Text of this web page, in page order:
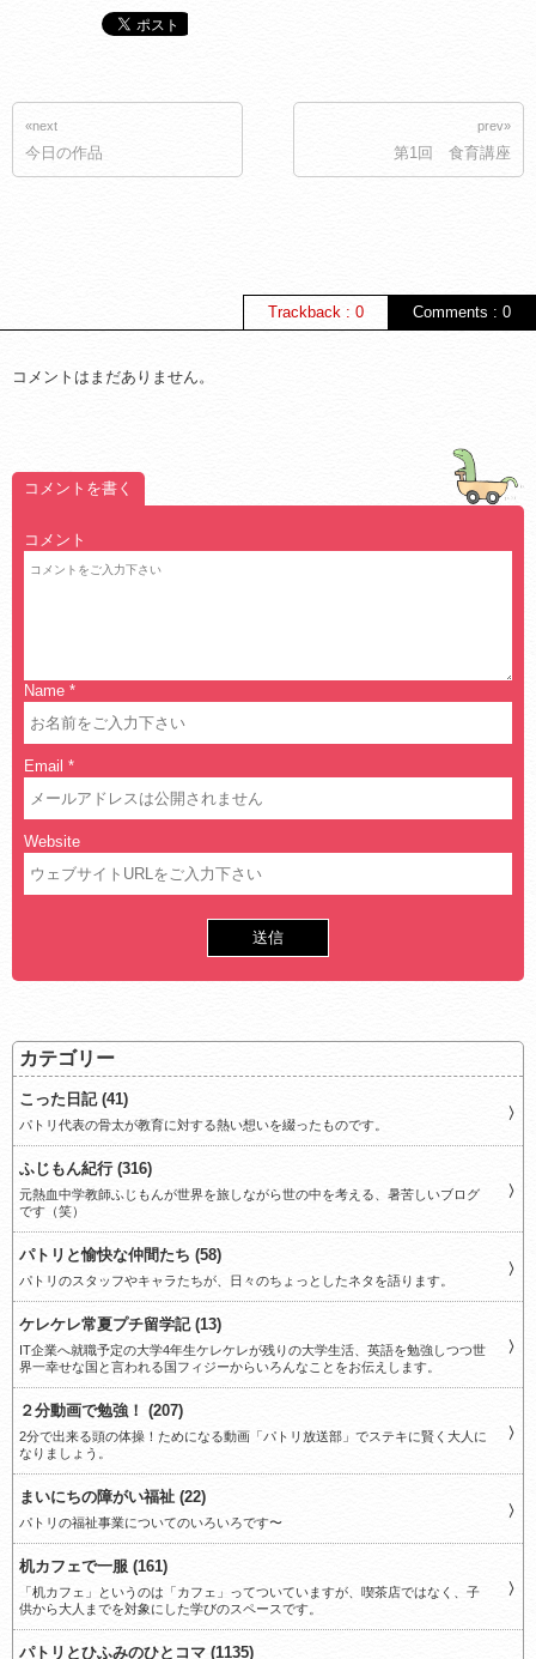
«next
今日の作品
prev»
第1回 食育講座
Comments : 0
Trackback : 0
コメントはまだありません。
コメントを書く
コメント
Name *
Email *
Website
カテゴリー
こった日記 (41)
パトリ代表の骨太が教育に対する熱い想いを綴ったものです。
ふじもん紀行 (316)
元熱血中学教師ふじもんが世界を旅しながら世の中を考える、暑苦しいブログ
です（笑）
パトリと愉快な仲間たち (58)
パトリのスタッフやキャラたちが、日々のちょっとしたネタを語ります。
ケレケレ常夏プチ留学記 (13)
IT企業へ就職予定の大学4年生ケレケレが残りの大学生活、英語を勉強しつつ世
界一幸せな国と言われる国フィジーからいろんなことをお伝えします。
２分動画で勉強！ (207)
2分で出来る頭の体操！ためになる動画「パトリ放送部」でステキに賢く大人に
なりましょう。
まいにちの障がい福祉 (22)
パトリの福祉事業についてのいろいろです〜
机カフェで一服 (161)
「机カフェ」というのは「カフェ」ってついていますが、喫茶店ではなく、子
供から大人までを対象にした学びのスペースです。
パトリとひふみのひとコマ (1135)